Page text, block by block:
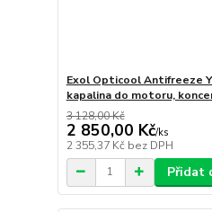
Exol Opticool Antifreeze
kapalina do motoru,
3 128,00 Kč
2 850,00 Kč/ks
2 355,37 Kč bez DPH
Přidat